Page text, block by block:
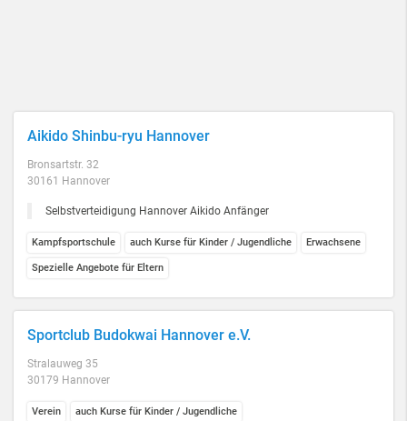
Aikido Shinbu-ryu Hannover
Bronsartstr. 32
30161 Hannover
Selbstverteidigung Hannover Aikido Anfänger
Kampfsportschule auch Kurse für Kinder / Jugendliche Erwachsene
Spezielle Angebote für Eltern
Sportclub Budokwai Hannover e.V.
Stralauweg 35
30179 Hannover
Verein auch Kurse für Kinder / Jugendliche